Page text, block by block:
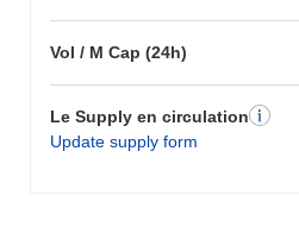
Vol / M Cap (24h)
Le Supply en circulation
Update supply form